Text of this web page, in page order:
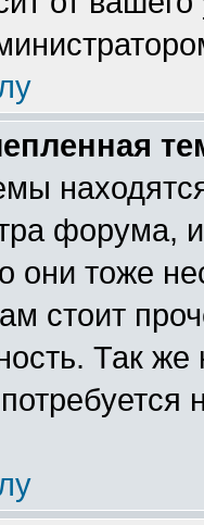
форума,
они тоже
стоит
Так же